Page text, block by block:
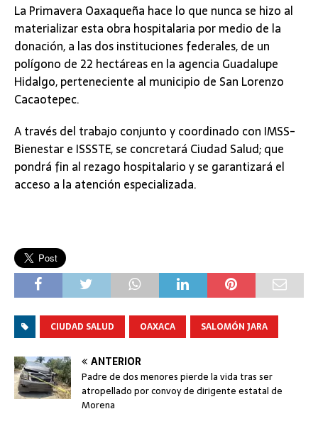
La Primavera Oaxaqueña hace lo que nunca se hizo al
materializar esta obra hospitalaria por medio de la
donación, a las dos instituciones federales, de un
polígono de 22 hectáreas en la agencia Guadalupe
Hidalgo, perteneciente al municipio de San Lorenzo
Cacaotepec.
A través del trabajo conjunto y coordinado con IMSS-
Bienestar e ISSSTE, se concretará Ciudad Salud; que
pondrá fin al rezago hospitalario y se garantizará el
acceso a la atención especializada.
CIUDAD SALUD OAXACA SALOMÓN JARA
ANTERIOR
Padre de dos menores pierde la vida tras ser
atropellado por convoy de dirigente estatal de
Morena